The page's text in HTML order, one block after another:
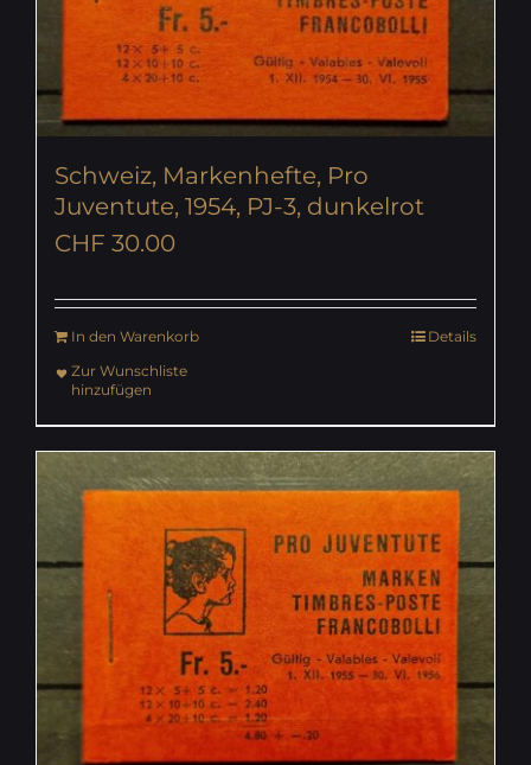
Schweiz, Markenhefte, Pro
Juventute, 1954, PJ-3, dunkelrot
CHF 30.00
In den Warenkorb
Details
Zur Wunschliste
hinzufügen